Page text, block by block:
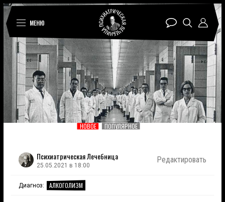
МЕНЮ
НОВОЕ ПОПУЛЯРНОЕ
Психиатрическая Лечебница
25.05.2021 в 18:00
Редактировать
Диагноз: АЛКОГОЛИЗМ